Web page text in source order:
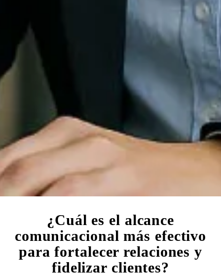
¿Cuál es el alcance
comunicacional más efectivo
para fortalecer relaciones y
fidelizar clientes?